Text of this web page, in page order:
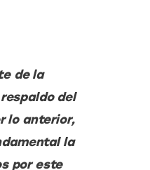
de la
del
lo anterior,
la
por este